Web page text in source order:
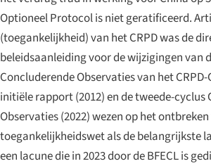
Optioneel Protocol is niet geratificeerd.
(toegankelijkheid) van het CRPD was de
beleidsaanleiding voor de wijzigingen van
Concluderende Observaties van het
initiële rapport (2012) en de tweede-cyclus
Observaties (2022) wezen op het
toegankelijkheidswet als de belangrijkste
een lacune die in 2023 door de BFECL is